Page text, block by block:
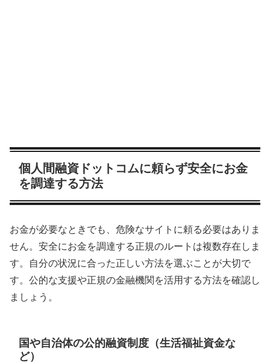
個人間融資ドットコムに頼らず安全にお金
を調達する方法
お金が必要なときでも、危険なサイトに頼る必要はありま
せん。安全にお金を調達する正規のルートは複数存在しま
す。自分の状況に合った正しい方法を選ぶことが大切で
す。公的な支援や正規の金融機関を活用する方法を確認し
ましょう。
国や自治体の公的融資制度（生活福祉資金な
ど）